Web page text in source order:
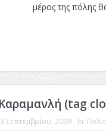
μέρος της πόλης
(tag
Σεπτεμβρίου, 2009 In: